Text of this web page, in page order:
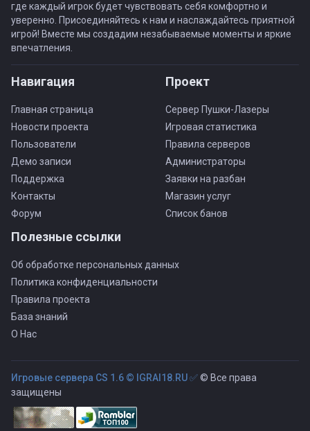
где каждый игрок будет чувствовать себя комфортно и
уверенно. Присоединяйтесь к нам и наслаждайтесь приятной
игрой! Вместе мы создадим незабываемые моменты и яркие
впечатления.
Навигация
Главная страница
Новости проекта
Пользователи
Демо записи
Поддержка
Контакты
Форум
Проект
Сервер Пушки-Лазеры
Игровая статистика
Правила серверов
Администраторы
Заявки на разбан
Магазин услуг
Список банов
Полезные ссылки
Об обработке персональных данных
Политика конфиденциальности
Правила проекта
База знаний
О Нас
Игровые сервера CS 1.6 © IGRAI18.RU ✅© Все права
защищены